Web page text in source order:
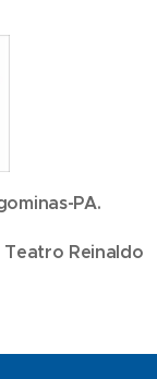
PA.
Teatro Reinaldo